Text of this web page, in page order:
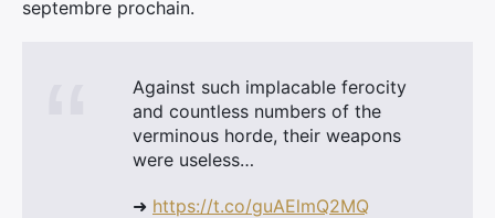
septembre prochain.
Against such implacable ferocity
and countless numbers of the
verminous horde, their weapons
were useless…
➜ https://t.co/guAElmQ2MQ
: